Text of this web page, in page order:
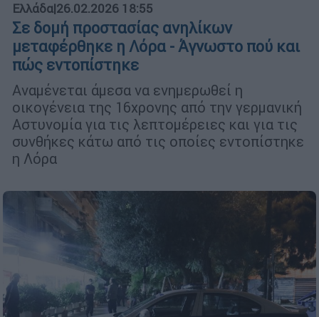
Ελλάδα|26.02.2026 18:55
Σε δομή προστασίας ανηλίκων
μεταφέρθηκε η Λόρα - Άγνωστο πού και
πώς εντοπίστηκε
Αναμένεται άμεσα να ενημερωθεί η
οικογένεια της 16χρονης από την γερμανική
Αστυνομία για τις λεπτομέρειες και για τις
συνθήκες κάτω από τις οποίες εντοπίστηκε
η Λόρα